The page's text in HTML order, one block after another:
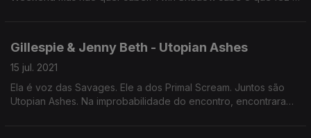
Gillespie & Jenny Beth - Utopian Ashes
15 jul. 2021
Ela é voz das Savages. Ele a dos Primal Scream. Juntos são
Utopian Ashes. Na improbabilidade do encontro, encontraram